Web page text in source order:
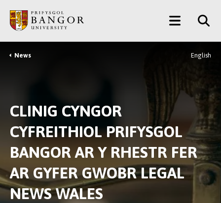
Prif
Gynnwys
Main
Menu
Breadcrumb
News English
CLINIG CYNGOR
CYFREITHIOL PRIFYSGOL
BANGOR AR Y RHESTR FER
AR GYFER GWOBR LEGAL
NEWS WALES